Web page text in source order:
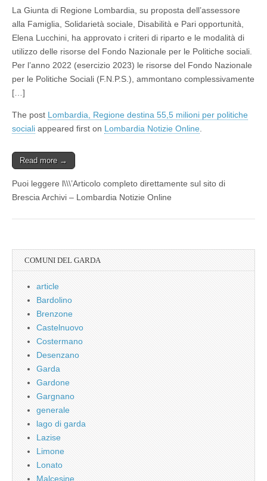
La Giunta di Regione Lombardia, su proposta dell’assessore
alla Famiglia, Solidarietà sociale, Disabilità e Pari opportunità,
Elena Lucchini, ha approvato i criteri di riparto e le modalità di
utilizzo delle risorse del Fondo Nazionale per le Politiche sociali.
Per l’anno 2022 (esercizio 2023) le risorse del Fondo Nazionale
per le Politiche Sociali (F.N.P.S.), ammontano complessivamente
[…]
The post Lombardia, Regione destina 55,5 milioni per politiche
sociali appeared first on Lombardia Notizie Online
Read more →
Puoi leggere l\\\’Articolo completo direttamente sul sito di
Brescia Archivi – Lombardia Notizie Online
COMUNI DEL GARDA
article
Bardolino
Brenzone
Castelnuovo
Costermano
Desenzano
Garda
Gardone
Gargnano
generale
lago di garda
Lazise
Limone
Lonato
Malcesine